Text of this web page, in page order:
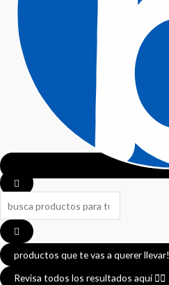
...
productos que te vas a querer llevar!
Revisa todos los resultados aquí 👈🏼